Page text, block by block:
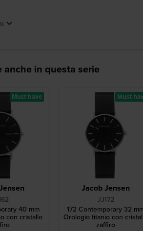
anche in questa serie
40 mm
con cristallo
Must have
Jacob Jensen
JJ172
172 Contemporary 32
Orologio titanio con
zaffiro
Must